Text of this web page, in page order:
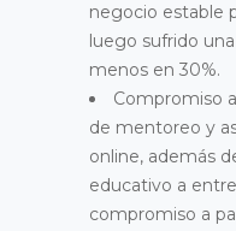
negocio estable
luego sufrido
menos en 30%.
Compromiso
de mentoreo y
online, además
educativo a
compromiso a